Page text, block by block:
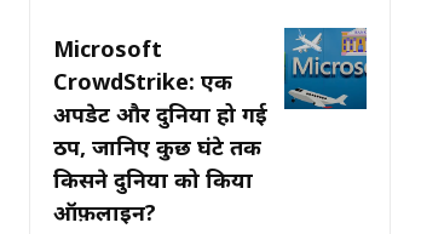
Microsoft
CrowdStrike: एक
अपडेट और दुनिया हो गई
ठप, जानिए कुछ घंटे तक
किसने दुनिया को किया
ऑफ़लाइन?